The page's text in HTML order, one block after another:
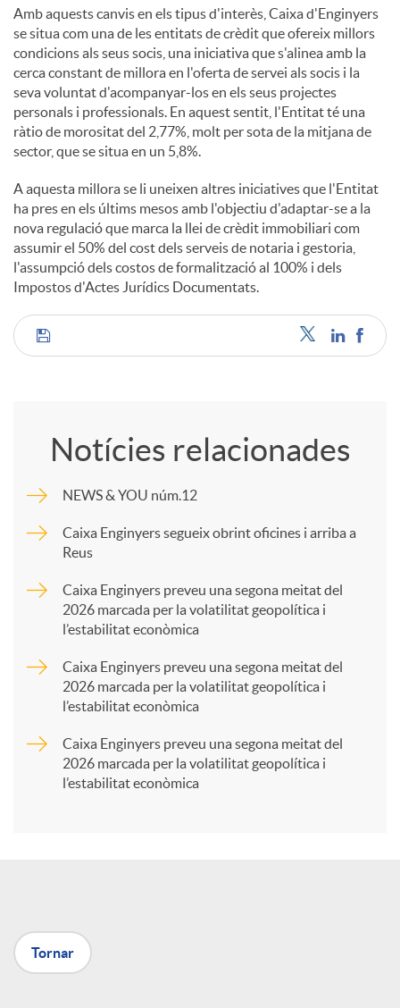
Amb aquests canvis en els tipus d'interès, Caixa d'Enginyers
se situa com una de les entitats de crèdit que ofereix millors
condicions als seus socis, una iniciativa que s'alinea amb la
cerca constant de millora en l'oferta de servei als socis i la
seva voluntat d'acompanyar-los en els seus projectes
personals i professionals. En aquest sentit, l'Entitat té una
ràtio de morositat del 2,77%, molt per sota de la mitjana de
sector, que se situa en un 5,8%.
A aquesta millora se li uneixen altres iniciatives que l'Entitat
ha pres en els últims mesos amb l'objectiu d'adaptar-se a la
nova regulació que marca la llei de crèdit immobiliari com
assumir el 50% del cost dels serveis de notaria i gestoria,
l'assumpció dels costos de formalització al 100% i dels
Impostos d'Actes Jurídics Documentats.
C
p
a
X
Notícies relacionades
NEWS & YOU núm.12
Caixa Enginyers segueix obrint oficines i arriba a
Reus
Caixa Enginyers preveu una segona meitat del
2026 marcada per la volatilitat geopolítica i
l’estabilitat econòmica
Caixa Enginyers preveu una segona meitat del
2026 marcada per la volatilitat geopolítica i
l’estabilitat econòmica
Caixa Enginyers preveu una segona meitat del
2026 marcada per la volatilitat geopolítica i
l’estabilitat econòmica
Tornar